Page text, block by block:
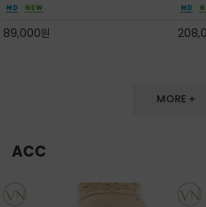
만들며 부드러운 곡선의 바스켓 실루엣에 넉넉한
양한 연출이
89,000원
끔한
일까지
MORE +
ACC